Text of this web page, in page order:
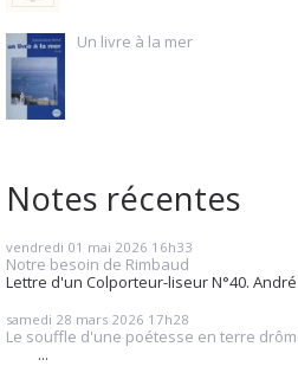
Un livre à la mer
Notes récentes
vendredi 01 mai 2026 16h33
Notre besoin de Rimbaud
Lettre d'un Colporteur-liseur N°40.
samedi 28 mars 2026 17h28
Le souffle d'une poétesse en terre
...